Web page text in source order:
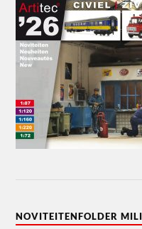
NOVITEITENFOLDER